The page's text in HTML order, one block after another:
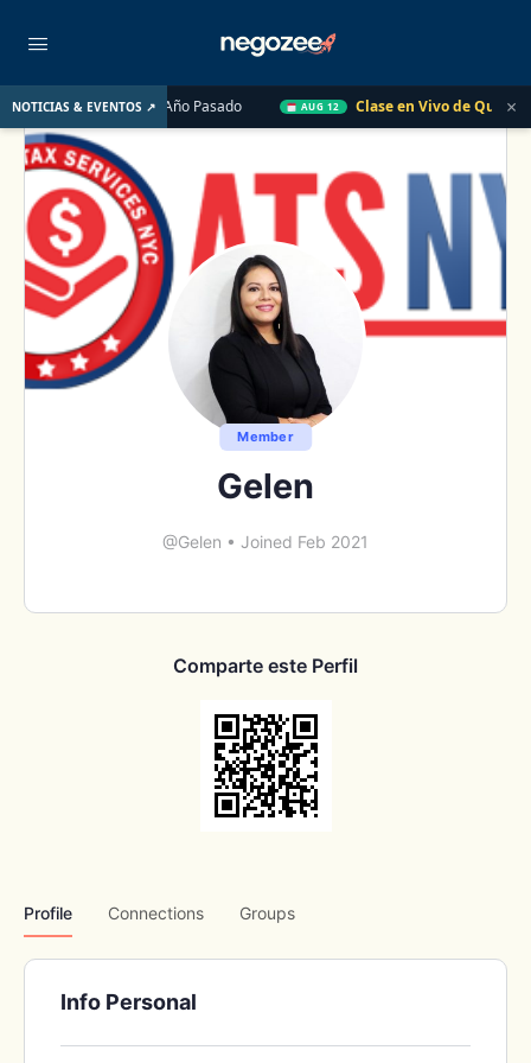
NOTICIAS & EVENTOS ↗
de EE. UU. el Año Pasado AUG 12 Clase en Vivo de ×
Member
Gelen
@Gelen • Joined Feb 2021
Comparte este Perfil
Profile Connections Groups
Info Personal